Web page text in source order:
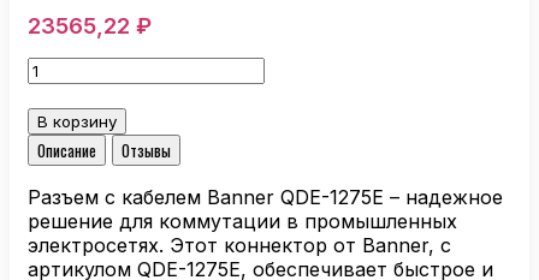
23565,22 ₽
Количество
товара
Разъем
с
кабелем
Banner
QDE-
1275E
В корзину
Описание
Отзывы
Разъем с кабелем Banner QDE-1275E – надежное
решение для коммутации в промышленных
электросетях. Этот коннектор от Banner, с
артикулом QDE-1275E, обеспечивает быстрое и